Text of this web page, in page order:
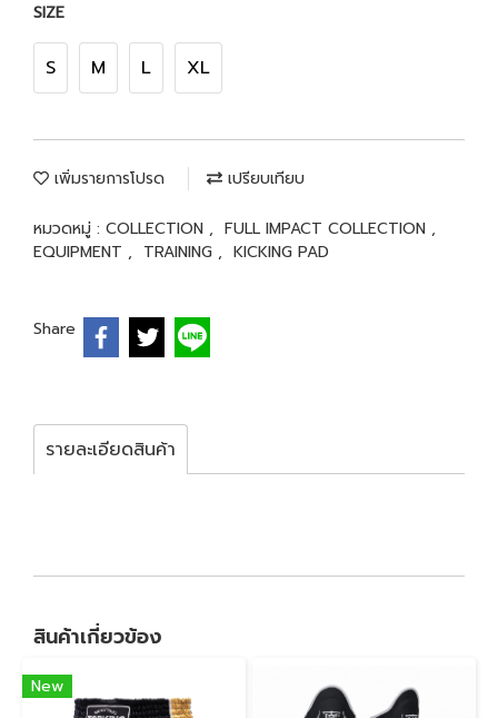
SIZE
S M L XL
เพิ่มรายการโปรด เปรียบเทียบ
หมวดหมู่ : COLLECTION , FULL IMPACT COLLECTION ,
EQUIPMENT , TRAINING , KICKING PAD
Share
รายละเอียดสินค้า
สินค้าเกี่ยวข้อง
New